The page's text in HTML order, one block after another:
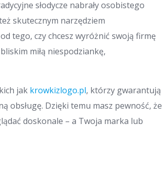
słodycze nabrały osobistego
skutecznym narzędziem
tego, czy chcesz wyróżnić swoją firmę
miłą niespodziankę,
jak krowkizlogo.pl, którzy gwarantują
Dzięki temu masz pewność, że
doskonale – a Twoja marka lub